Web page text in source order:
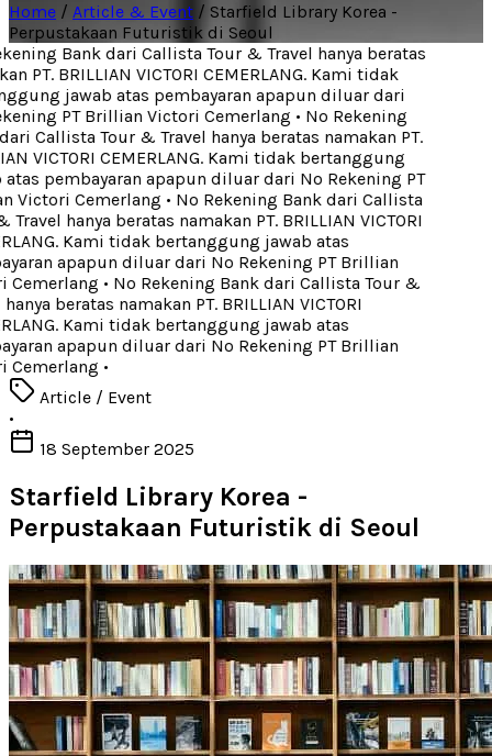
Home / Article & Event / Starfield Library Korea -
Perpustakaan Futuristik di Seoul
Bank dari Callista Tour & Travel hanya beratas
PT. BRILLIAN VICTORI CEMERLANG. Kami tidak
jawab atas pembayaran apapun diluar dari
PT Brillian Victori Cemerlang• No Rekening
Callista Tour & Travel hanya beratas namakan PT.
VICTORI CEMERLANG. Kami tidak bertanggung
pembayaran apapun diluar dari No Rekening PT
Victori Cemerlang• No Rekening Bank dari Callista
hanya beratas namakan PT. BRILLIAN VICTORI
Kami tidak bertanggung jawab atas
apapun diluar dari No Rekening PT Brillian
• No Rekening Bank dari Callista Tour &
beratas namakan PT. BRILLIAN VICTORI
Kami tidak bertanggung jawab atas
apapun diluar dari No Rekening PT Brillian
•
Article / Event
•
18 September 2025
Starfield Library Korea -
Perpustakaan Futuristik di Seoul